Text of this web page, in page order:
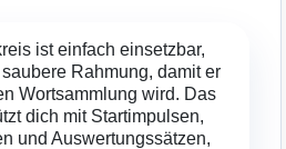
ist einfach einsetzbar,
Rahmung, damit er
Wortsammlung wird. Das
dich mit Startimpulsen,
und Auswertungssätzen,